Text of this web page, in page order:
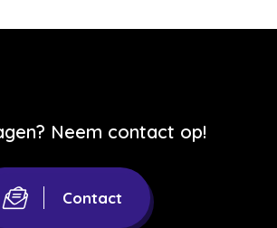
Neem contact op!
Contact